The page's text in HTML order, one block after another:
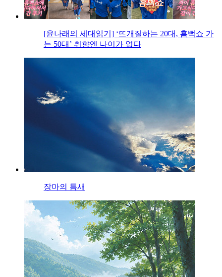
[윤나래의 세대읽기] ‘뜨개질하는 20대, 흠뻑쇼 가
는 50대’ 취향엔 나이가 없다
장마의 틈새